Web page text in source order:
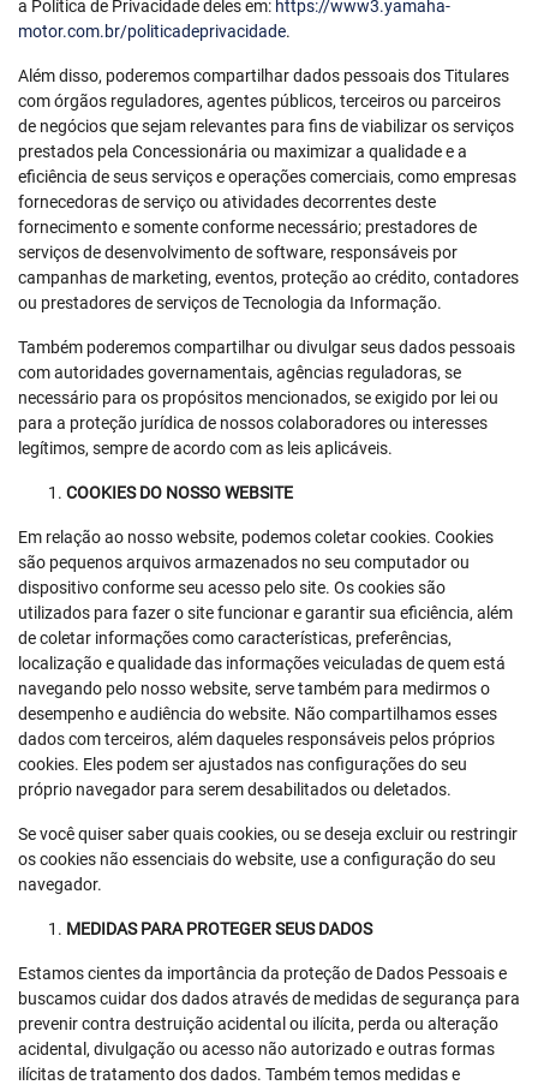
a Política de Privacidade deles em: https://www3.yamaha-
motor.com.br/politicadeprivacidade.
Além disso, poderemos compartilhar dados pessoais dos Titulares
com órgãos reguladores, agentes públicos, terceiros ou parceiros
de negócios que sejam relevantes para fins de viabilizar os serviços
prestados pela Concessionária ou maximizar a qualidade e a
eficiência de seus serviços e operações comerciais, como empresas
fornecedoras de serviço ou atividades decorrentes deste
fornecimento e somente conforme necessário; prestadores de
serviços de desenvolvimento de software, responsáveis por
campanhas de marketing, eventos, proteção ao crédito, contadores
ou prestadores de serviços de Tecnologia da Informação.
Também poderemos compartilhar ou divulgar seus dados pessoais
com autoridades governamentais, agências reguladoras, se
necessário para os propósitos mencionados, se exigido por lei ou
para a proteção jurídica de nossos colaboradores ou interesses
legítimos, sempre de acordo com as leis aplicáveis.
COOKIES DO NOSSO WEBSITE
Em relação ao nosso website, podemos coletar cookies. Cookies
são pequenos arquivos armazenados no seu computador ou
dispositivo conforme seu acesso pelo site. Os cookies são
utilizados para fazer o site funcionar e garantir sua eficiência, além
de coletar informações como características, preferências,
localização e qualidade das informações veiculadas de quem está
navegando pelo nosso website, serve também para medirmos o
desempenho e audiência do website. Não compartilhamos esses
dados com terceiros, além daqueles responsáveis pelos próprios
cookies. Eles podem ser ajustados nas configurações do seu
próprio navegador para serem desabilitados ou deletados.
Se você quiser saber quais cookies, ou se deseja excluir ou restringir
os cookies não essenciais do website, use a configuração do seu
navegador.
MEDIDAS PARA PROTEGER SEUS DADOS
Estamos cientes da importância da proteção de Dados Pessoais e
buscamos cuidar dos dados através de medidas de segurança para
prevenir contra destruição acidental ou ilícita, perda ou alteração
acidental, divulgação ou acesso não autorizado e outras formas
ilícitas de tratamento dos dados. Também temos medidas e